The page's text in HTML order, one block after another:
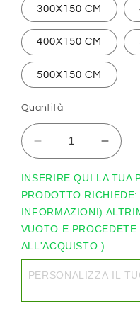
300X150 CM
400X150 CM
500X150 CM
Quantità
Diminuisci
quantità
per
BANNER
STRISCIONE
compleanno
-
Alice
-
NOME
per
-
Alice
-
INSERIRE QUI LA TUA
PRODOTTO
INFORMAZIONI)
VUOTO E
ALL'ACQUISTO.)